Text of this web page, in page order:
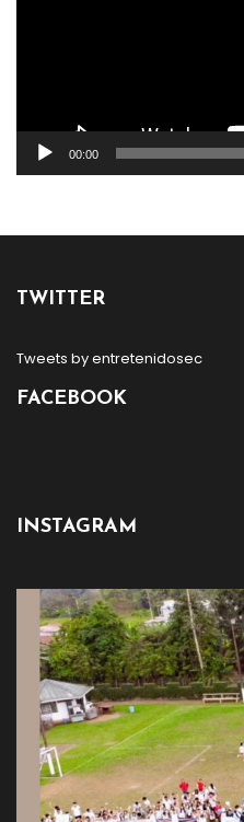
00:00
TWITTER
Tweets by entretenidosec
FACEBOOK
INSTAGRAM